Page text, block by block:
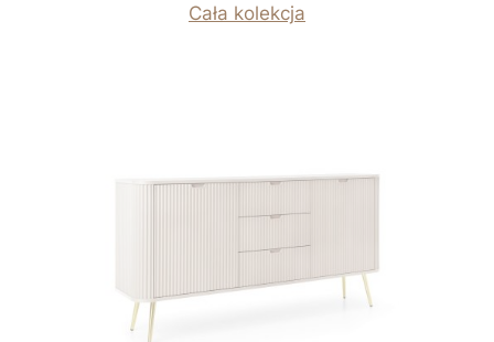
Cała kolekcja